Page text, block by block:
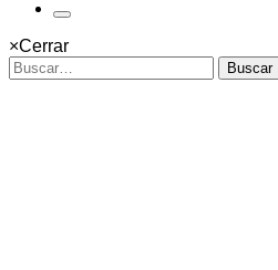
×Cerrar
Buscar